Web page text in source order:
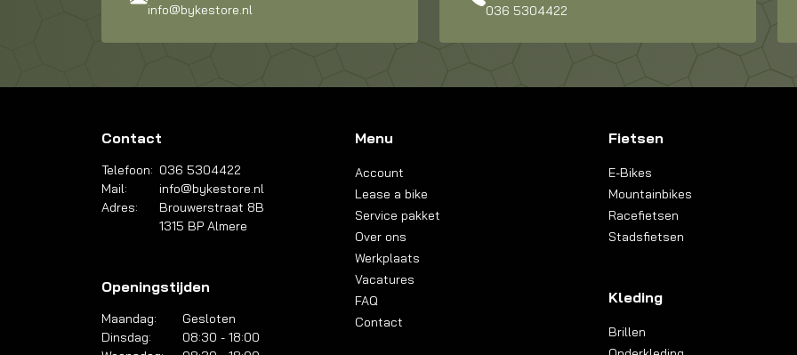
info@bykestore.nl 036 5304422
Contact
Telefoon: 036 5304422
Mail:
info@bykestore.nl
Adres:
Brouwerstraat 8B
1315 BP Almere
Openingstijden
Maandag:
Gesloten
Dinsdag:
08:30 - 18:00
Menu
Account
Lease a bike
Service pakket
Over ons
Werkplaats
Vacatures
FAQ
Contact
Fietsen
E-Bikes
Mountainbikes
Racefietsen
Stadsfietsen
Kleding
Brillen